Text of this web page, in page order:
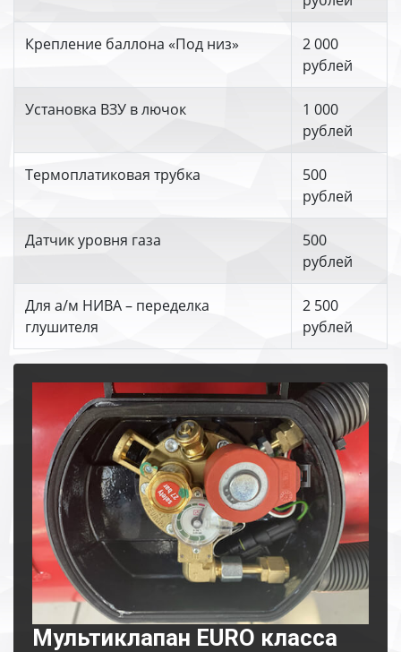
Крепление баллона «Под низ»
2 000
рублей
Установка ВЗУ в лючок
1 000
рублей
Термоплатиковая трубка
500
рублей
Датчик уровня газа
500
рублей
Для а/м НИВА – переделка
глушителя
2 500
рублей
Мультиклапан EURO класса